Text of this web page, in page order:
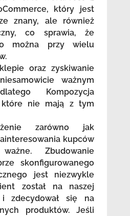
który jest
znany, ale również
co sprawia, że
można przy wielu
oraz zyskiwanie
ważnym
Kompozycja
nie mają z tym
zarówno jak
kupców
Zbudowanie
skonfigurowanego
jest niezwykle
został na naszej
zdecydował się na
produktów. Jeśli